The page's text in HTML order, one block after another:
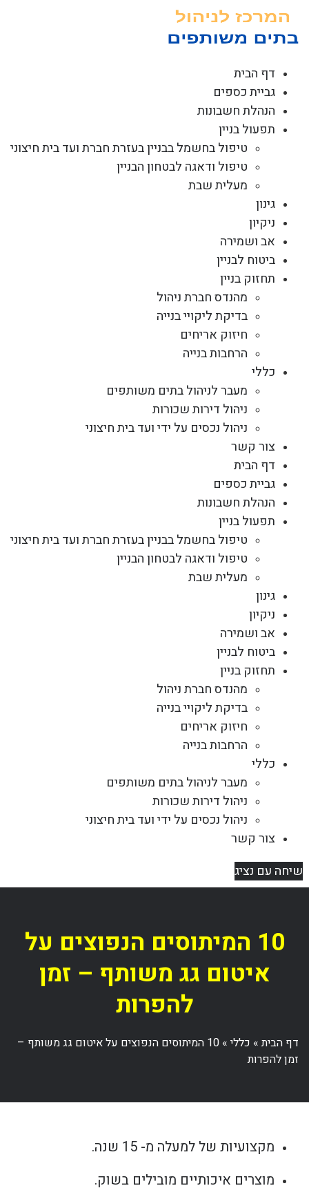
דף הבית
גביית כספים
הנהלת חשבונות
תפעול בניין
טיפול בחשמל בבניין בעזרת חברת ועד בית חיצוני
טיפול ודאגה לבטחון הבניין
מעלית שבת
גינון
ניקיון
אב ושמירה
ביטוח לבניין
תחזוק בניין
מהנדס חברת ניהול
בדיקת ליקויי בנייה
חיזוק אריחים
הרחבות בנייה
כללי
מעבר לניהול בתים משותפים
ניהול דירות שכורות
ניהול נכסים על ידי ועד בית חיצוני
צור קשר
דף הבית
גביית כספים
הנהלת חשבונות
תפעול בניין
טיפול בחשמל בבניין בעזרת חברת ועד בית חיצוני
טיפול ודאגה לבטחון הבניין
מעלית שבת
גינון
ניקיון
אב ושמירה
ביטוח לבניין
תחזוק בניין
מהנדס חברת ניהול
בדיקת ליקויי בנייה
חיזוק אריחים
הרחבות בנייה
כללי
מעבר לניהול בתים משותפים
ניהול דירות שכורות
ניהול נכסים על ידי ועד בית חיצוני
צור קשר
שיחה עם נציג
10 המיתוסים הנפוצים על
איטום גג משותף – זמן
להפרות
דף הבית» כללי»
10 המיתוסים הנפוצים על איטום גג משותף –
זמן להפרות
מקצועיות של למעלה מ- 15 שנה.
מוצרים איכותיים מובילים בשוק.